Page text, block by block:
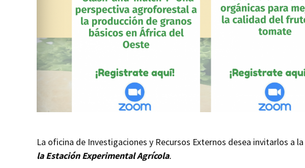
La oficina de Investigaciones y Recursos Externos desea invitarlos a la
la Estación Experimental Agrícola.